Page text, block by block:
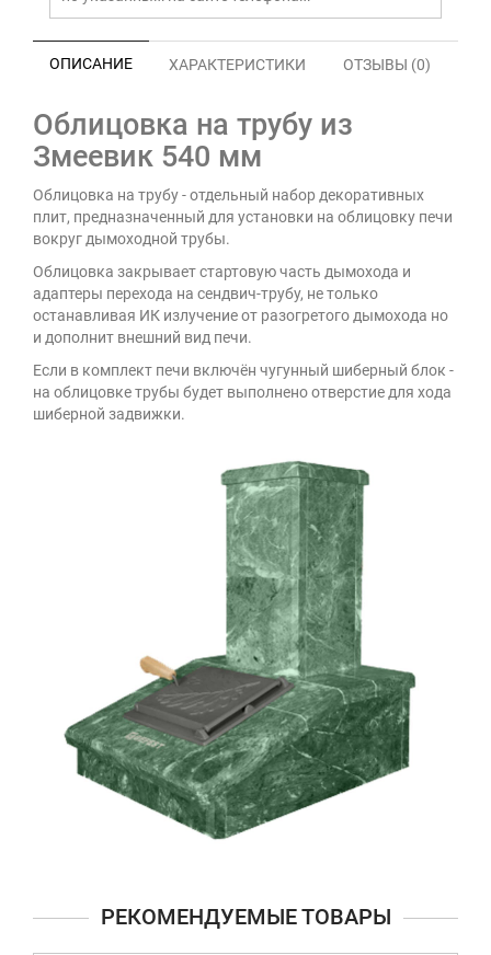
ОПИСАНИЕ ХАРАКТЕРИСТИКИ ОТЗЫВЫ (0)
Облицовка на трубу из
Змеевик 540 мм
Облицовка на трубу - отдельный набор декоративных
плит, предназначенный для установки на облицовку печи
вокруг дымоходной трубы.
Облицовка закрывает стартовую часть дымохода и
адаптеры перехода на сендвич-трубу, не только
останавливая ИК излучение от разогретого дымохода но
и дополнит внешний вид печи.
Если в комплект печи включён чугунный шиберный блок -
на облицовке трубы будет выполнено отверстие для хода
шиберной задвижки.
РЕКОМЕНДУЕМЫЕ ТОВАРЫ